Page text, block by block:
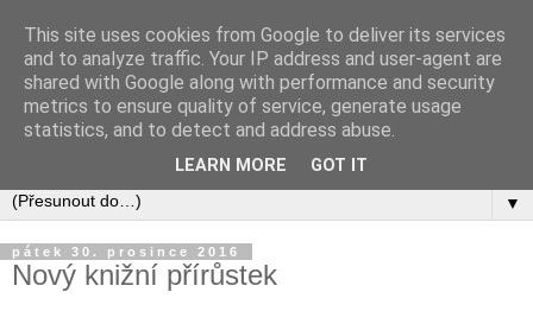
▼
pátek 30. prosince 2016
Nový knižní přírůstek
This site uses cookies from Google to deliver its services
and to analyze traffic. Your IP address and user-agent are
shared with Google along with performance and security
metrics to ensure quality of service, generate usage
statistics, and to detect and address abuse.
LEARN MORE GOT IT